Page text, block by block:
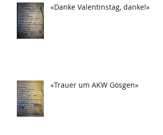
«Danke Valentinstag, danke!»
«Trauer um AKW Gösgen»